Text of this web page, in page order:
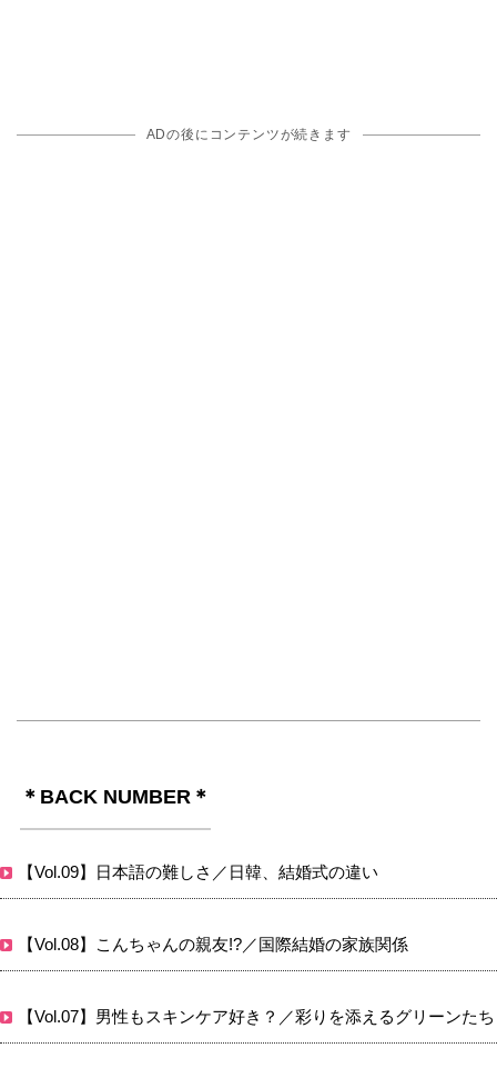
ADの後にコンテンツが続きます
＊BACK NUMBER＊
【Vol.09】日本語の難しさ／日韓、結婚式の違い
【Vol.08】こんちゃんの親友!?／国際結婚の家族関係
【Vol.07】男性もスキンケア好き？／彩りを添えるグリーンたち